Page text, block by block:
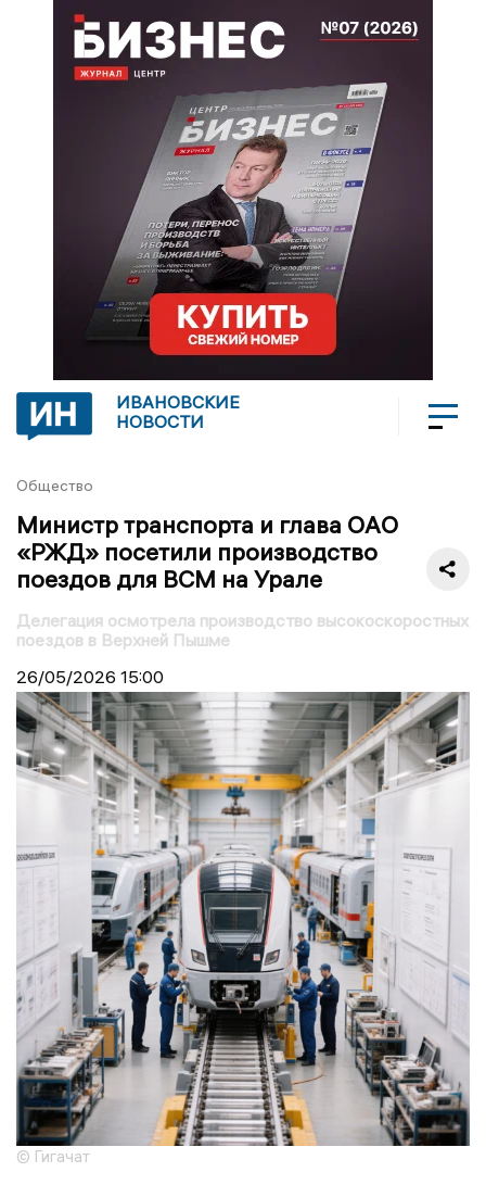
ИВАНОВСКИЕ
НОВОСТИ
Общество
Министр транспорта и глава ОАО
«РЖД» посетили производство
поездов для ВСМ на Урале
Делегация осмотрела производство высокоскоростных
поездов в Верхней Пышме
26/05/2026 15:00
© Гигачат